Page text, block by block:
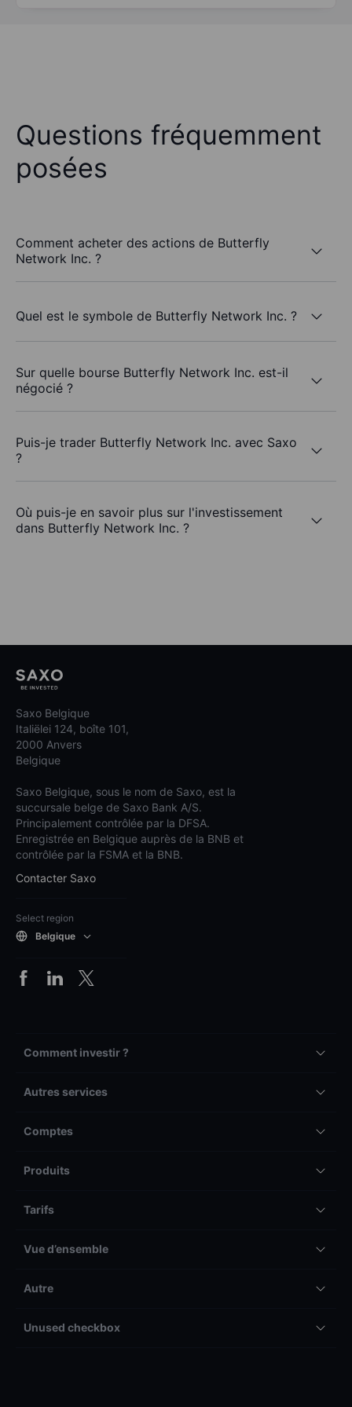
Questions fréquemment
posées
Comment acheter des actions de Butterfly
Network Inc. ?
Quel est le symbole de Butterfly Network Inc. ?
Sur quelle bourse Butterfly Network Inc. est-il
négocié ?
Puis-je trader Butterfly Network Inc. avec Saxo
?
Où puis-je en savoir plus sur l'investissement
dans Butterfly Network Inc. ?
Saxo Belgique
Italiëlei 124, boîte 101,
2000 Anvers
Belgique
Saxo Belgique, sous le nom de Saxo, est la
succursale belge de Saxo Bank A/S.
Principalement contrôlée par la DFSA.
Enregistrée en Belgique auprès de la BNB et
contrôlée par la FSMA et la BNB.
Contacter Saxo
Select region
Belgique
Comment investir ?
Autres services
Comptes
Produits
Tarifs
Vue d’ensemble
Autre
Unused checkbox